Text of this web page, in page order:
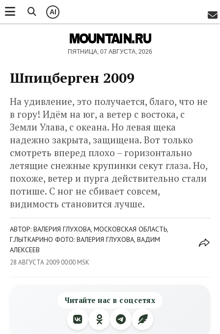
AI
MOUNTAIN.RU
ПЯТНИЦА, 07 АВГУСТА, 2026
Шпицберген 2009
На удивление, это получается, благо, что не
в гору! Идём на юг, а ветер с востока, с
Земли Улава, с океана. Но левая щека
надежно закрыта, защищена. Вот только
смотреть вперед плохо – горизонтально
летящие снежные крупинки секут глаза. Но,
похоже, ветер и пурга действительно стали
потише. С ног не сбивает совсем,
видимость становится лучше.
АВТОР: ВАЛЕРИЯ ГЛУХОВА, МОСКОВСКАЯ ОБЛАСТЬ,
Г.ЛЫТКАРИНО ФОТО: ВАЛЕРИЯ ГЛУХОВА, ВАДИМ
АЛЕКСЕЕВ
28 АВГУСТА 2009 00:00 MSK
Читайте нас в соцсетях